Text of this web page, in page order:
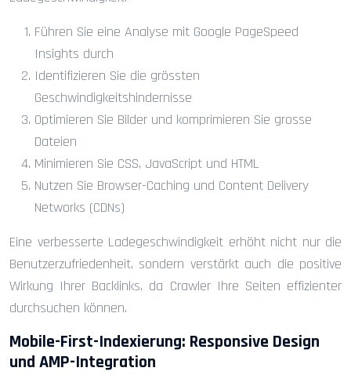
Führen Sie eine Analyse mit Google PageSpeed
Insights durch
Identifizieren Sie die grössten
Geschwindigkeitshindernisse
Optimieren Sie Bilder und komprimieren Sie grosse
Dateien
Minimieren Sie CSS, JavaScript und HTML
Nutzen Sie Browser-Caching und Content Delivery
Networks (CDNs)
Eine verbesserte Ladegeschwindigkeit erhöht nicht nur die
Benutzerzufriedenheit, sondern verstärkt auch die positive
Wirkung Ihrer Backlinks, da Crawler Ihre Seiten effizienter
durchsuchen können.
Mobile-First-Indexierung: Responsive Design
und AMP-Integration